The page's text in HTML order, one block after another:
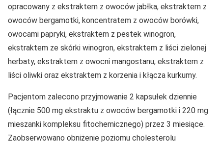
opracowany z ekstraktem z owoców jabłka, ekstraktem z
owoców bergamotki, koncentratem z owoców borówki,
owocami papryki, ekstraktem z pestek winogron,
ekstraktem ze skórki winogron, ekstraktem z liści zielonej
herbaty, ekstraktem z owocni mangostanu, ekstraktem z
liści oliwki oraz ekstraktem z korzenia i kłącza kurkumy.
Pacjentom zalecono przyjmowanie 2 kapsułek dziennie
(łącznie 500 mg ekstraktu z owoców bergamotki i 220 mg
mieszanki kompleksu fitochemicznego) przez 3 miesiące.
Zaobserwowano obniżenie poziomu cholesterolu